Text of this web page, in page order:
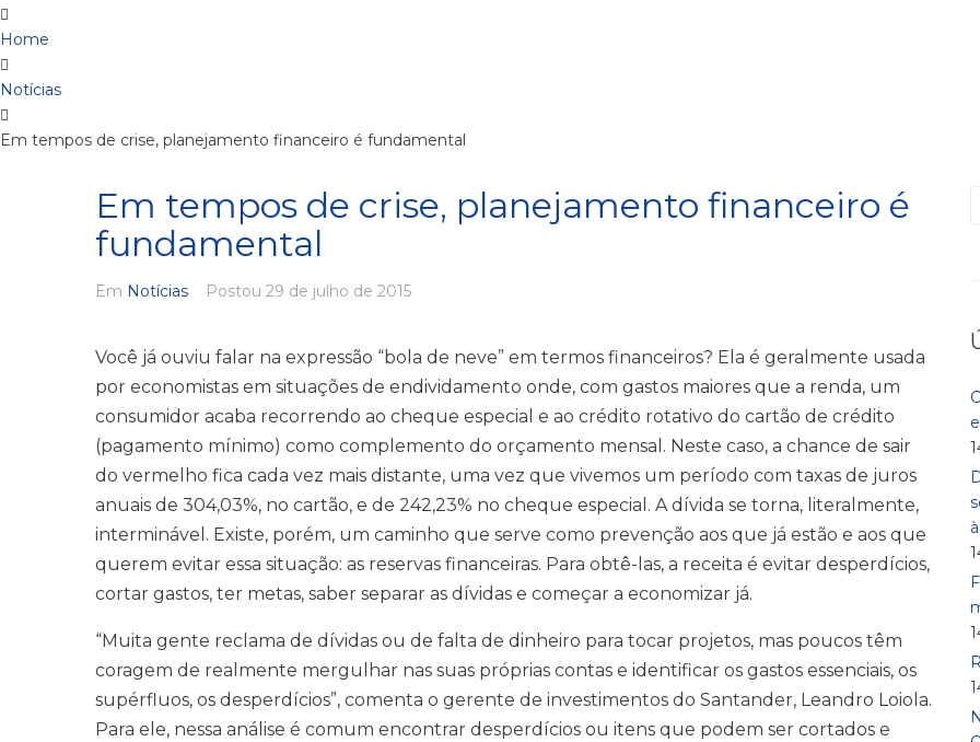
Home
Notícias
Em tempos de crise, planejamento financeiro é fundamental
Em tempos de crise, planejamento financeiro é
fundamental
Em Notícias Postou 29 de julho de 2015
Você já ouviu falar na expressão “bola de neve” em termos financeiros? Ela é geralmente usada
por economistas em situações de endividamento onde, com gastos maiores que a renda, um
consumidor acaba recorrendo ao cheque especial e ao crédito rotativo do cartão de crédito
(pagamento mínimo) como complemento do orçamento mensal. Neste caso, a chance de sair
do vermelho fica cada vez mais distante, uma vez que vivemos um período com taxas de juros
anuais de 304,03%, no cartão, e de 242,23% no cheque especial. A dívida se torna, literalmente,
interminável. Existe, porém, um caminho que serve como prevenção aos que já estão e aos que
querem evitar essa situação: as reservas financeiras. Para obtê-las, a receita é evitar desperdícios,
cortar gastos, ter metas, saber separar as dívidas e começar a economizar já.
“Muita gente reclama de dívidas ou de falta de dinheiro para tocar projetos, mas poucos têm
coragem de realmente mergulhar nas suas próprias contas e identificar os gastos essenciais, os
supérfluos, os desperdícios”, comenta o gerente de investimentos do Santander, Leandro Loiola.
Para ele, nessa análise é comum encontrar desperdícios ou itens que podem ser cortados e